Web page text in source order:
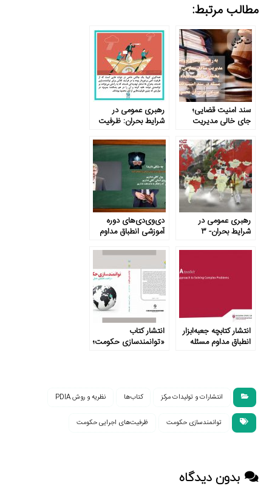
مطالب مرتبط:
سند امنیت قضایی؛
جای خالی مدیریت
رهبری عمومی در
شرایط بحران: ظرفیت
رهبری عمومی در
شرایط بحران- ۳
دی‌وی‌دی‌های دوره
آموزشی انطباق مداوم
انتشار کتابچه جعبه‌ابزار
انطباق مداوم مسئله
انتشار کتاب
«توانمندسازی حکومت؛
انتشارات و تولیدات مرکز کتاب‌ها نظریه و روش PDIA
توانمندسازی حکومت ظرفیت‌های اجرایی حکومت
بدون دیدگاه